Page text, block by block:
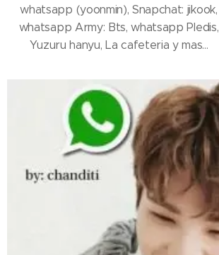
whatsapp (yoonmin), Snapchat: jikook,
whatsapp Army: Bts, whatsapp Pledis,
Yuzuru hanyu, La cafeteria y mas...